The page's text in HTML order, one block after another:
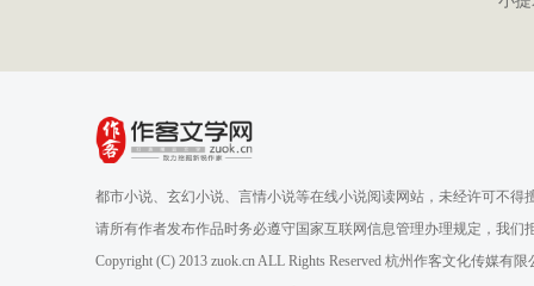
都市小说、玄幻小说、言情小说等在线小说阅读网站，未经许可不得
请所有作者发布作品时务必遵守国家互联网信息管理办理规定，我们
Copyright (C) 2013 zuok.cn ALL Rights Reserved 杭州作客文化传媒有